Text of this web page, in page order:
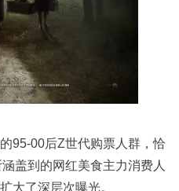
95-00后Z世代购票人群，恰
盖到的网红美食主力消费人
大了深层次曝光。